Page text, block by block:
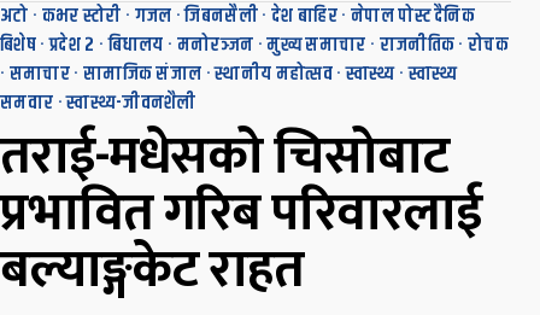
अटो · कभर स्टोरी · गजल ·जिबनसैली·देश बाहिर· नेपाल पोस्ट दैनिक
बिशेष·प्रदेश २ ·बिधालय · मनोरञ्जन ·मुख्य समाचार · राजनीतिक·रोचक
· समाचार· सामाजिक संजाल ·स्थानीय महोत्सव·स्वास्थ्य·स्वास्थ्य
समवार ·स्वास्थ्य-जीवनशैली
तराई-मधेसको चिसोबाट
प्रभावित गरिब परिवारलाई
बल्याङ्गकेट राहत